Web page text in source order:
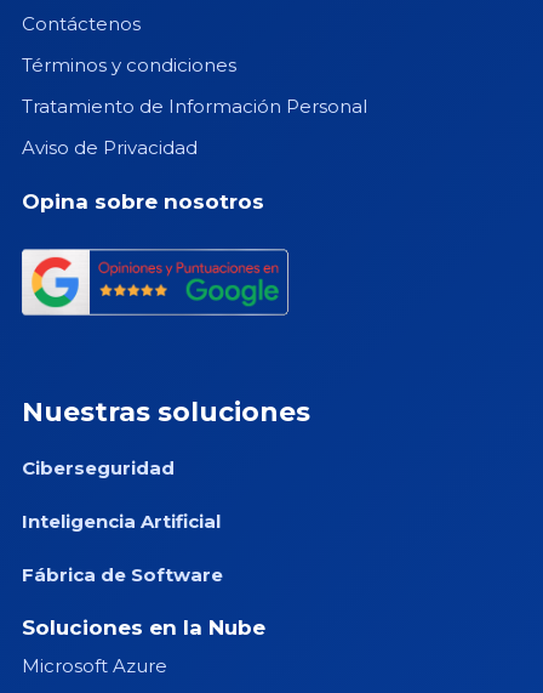
Contáctenos
Términos y condiciones
Tratamiento de Información Personal
Aviso de Privacidad
Opina sobre nosotros
Nuestras soluciones
Ciberseguridad
Inteligencia Artificial
Fábrica de Software
Soluciones en la Nube
Microsoft Azure